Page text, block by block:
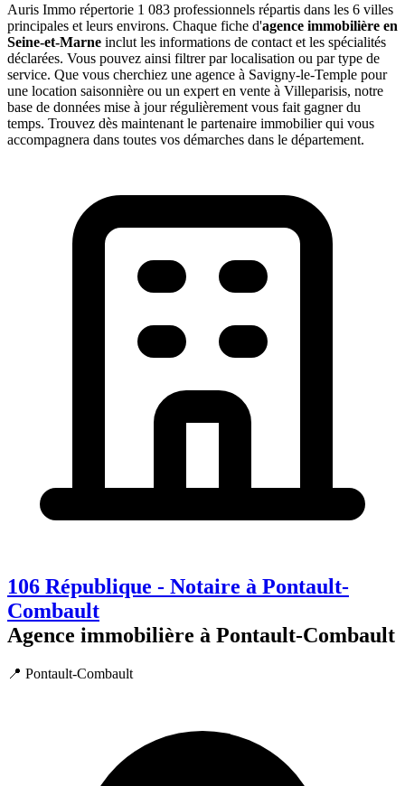
Auris Immo répertorie 1 083 professionnels répartis dans les 6 villes
principales et leurs environs. Chaque fiche d'agence immobilière en
Seine-et-Marne inclut les informations de contact et les spécialités
déclarées. Vous pouvez ainsi filtrer par localisation ou par type de
service. Que vous cherchiez une agence à Savigny-le-Temple pour
une location saisonnière ou un expert en vente à Villeparisis, notre
base de données mise à jour régulièrement vous fait gagner du
temps. Trouvez dès maintenant le partenaire immobilier qui vous
accompagnera dans toutes vos démarches dans le département.
106 République - Notaire à Pontault-
Combault
Agence immobilière à Pontault-Combault
📍 Pontault-Combault